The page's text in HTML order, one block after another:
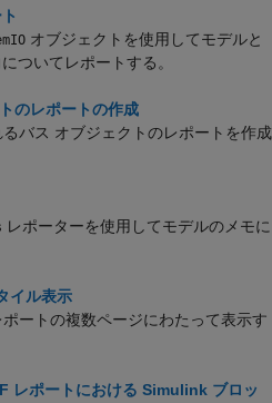
オブジェクトを使用してモデルと
ついてレポートする。
のレポートの作成
バス オブジェクトのレポートを作成
レポーターを使用してモデルのメモに
イル表示
ートの複数ページにわたって表示す
レポートにおける Simulink ブロッ